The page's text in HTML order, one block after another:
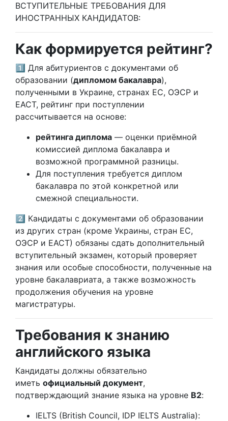
ВСТУПИТЕЛЬНЫЕ ТРЕБОВАНИЯ ДЛЯ
ИНОСТРАННЫХ КАНДИДАТОВ:
Как формируется рейтинг?
1️⃣ Для абитуриентов с документами об
образовании (дипломом бакалавра),
полученными в Украине, странах ЕС, ОЭСР и
ЕАСТ, рейтинг при поступлении
рассчитывается на основе:
рейтинга диплома — оценки приёмной
комиссией диплома бакалавра и
возможной программной разницы.
Для поступления требуется диплом
бакалавра по этой конкретной или
смежной специальности.
2️⃣ Кандидаты с документами об образовании
из других стран (кроме Украины, стран ЕС,
ОЭСР и ЕАСТ) обязаны сдать дополнительный
вступительный экзамен, который проверяет
знания или особые способности, полученные на
уровне бакалавриата, а также возможность
продолжения обучения на уровне
магистратуры.
Требования к знанию
английского языка
Кандидаты должны обязательно
иметь официальный документ,
подтверждающий знание языка на уровне B2:
IELTS (British Council, IDP IELTS Australia):